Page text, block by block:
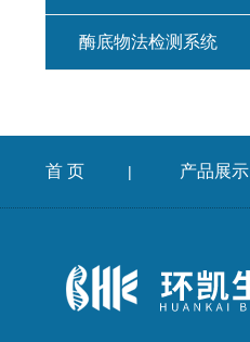
酶底物法检测系统
首 页 | 产品展示